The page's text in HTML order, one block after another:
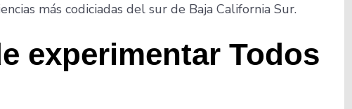
más codiciadas del sur de Baja California Sur.
experimentar Todos